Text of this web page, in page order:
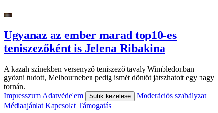
Ugyanaz az ember marad top10-es
teniszezőként is Jelena Ribakina
A kazah színekben versenyző teniszező tavaly Wimbledonban
győzni tudott, Melbourneben pedig ismét döntőt játszhatott egy nagy
tornán.
Impresszum Adatvédelem Sütik kezelése
Moderációs szabályzat
Médiaajánlat Kapcsolat Támogatás